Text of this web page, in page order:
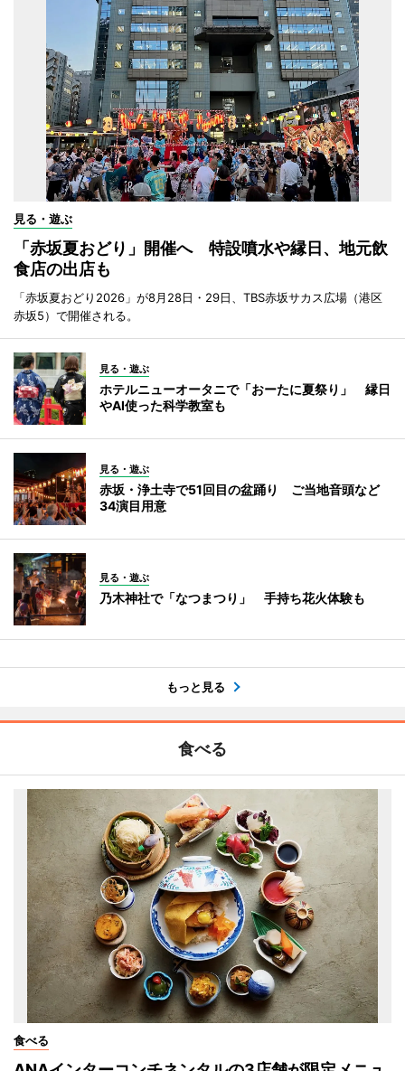
見る・遊ぶ
「赤坂夏おどり」開催へ 特設噴水や縁日、地元飲
食店の出店も
「赤坂夏おどり2026」が8月28日・29日、TBS赤坂サカス広場（港区
赤坂5）で開催される。
見る・遊ぶ
ホテルニューオータニで「おーたに夏祭り」 縁日
やAI使った科学教室も
見る・遊ぶ
赤坂・浄土寺で51回目の盆踊り ご当地音頭など
34演目用意
見る・遊ぶ
乃木神社で「なつまつり」 手持ち花火体験も
もっと見る
食べる
食べる